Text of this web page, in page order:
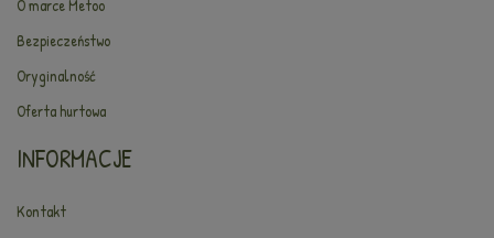
O marce Metoo
Bezpieczeństwo
Oryginalność
Oferta hurtowa
INFORMACJE
Kontakt